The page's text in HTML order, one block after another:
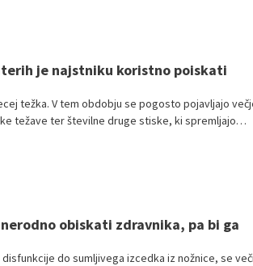
je najstniku koristno poiskati
težka. V tem obdobju se pogosto pojavljajo
težave ter številne druge stiske, ki spremljajo
obiskati zdravnika, pa bi ga
do sumljivega izcedka iz nožnice, se